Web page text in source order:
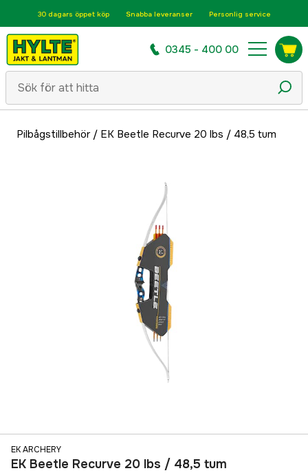
30 dagars öppet köp Snabba leveranser Personlig service
0345 - 400 00
Pilbågstillbehör/ EK Beetle Recurve 20 lbs / 48,5 tum
EK ARCHERY
EK Beetle Recurve 20 lbs / 48,5 tum